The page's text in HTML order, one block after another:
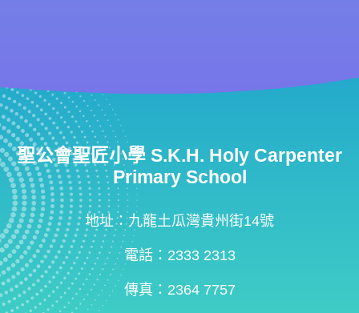
聖公會聖匠小學 S.K.H. Holy Carpenter
Primary School
地址：九龍土瓜灣貴州街14號
電話：2333 2313
傳真：2364 7757